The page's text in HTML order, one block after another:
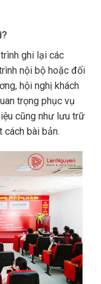
ghi lại các
nội bộ hoặc đối
hội nghị khách
trọng phục vụ
cũng như lưu trữ
cách bài bản.